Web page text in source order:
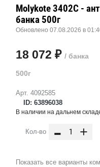
Арт. 4092585
ID: 63896038
Molykote 3402C -
банка 500г
Обновлено 07.08.2026 в
18 072 ₽ / банка
500г
В наличии на дальнем
Кол-во - +
Показать все варианты